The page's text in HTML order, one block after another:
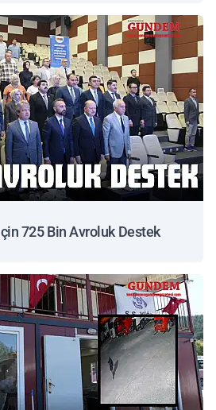
725 Bin Avroluk Destek